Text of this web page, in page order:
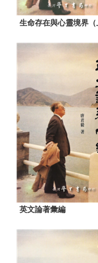
生命存在與心靈境界（
英文論著彙編